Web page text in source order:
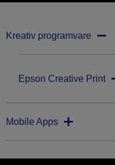
Kreativ programvare
Epson Creative Print
Mobile Apps